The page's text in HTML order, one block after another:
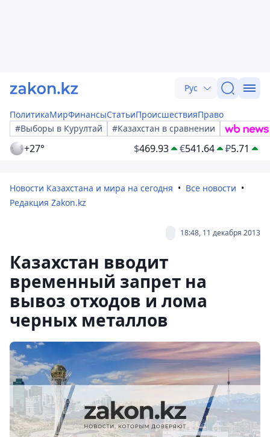
Рус
ПолитикаМирФинансыСтатьиПроисшествияПраво
#Выборы в Курултай
#Казахстан в сравнении
+27° $469.93 €541.64 ₽5.71
Новости Казахстана и мира на сегодня
Все новости
Редакция Zakon.kz
18:48, 11 декабря 2013
Казахстан вводит
временный запрет на
вывоз отходов и лома
черных металлов